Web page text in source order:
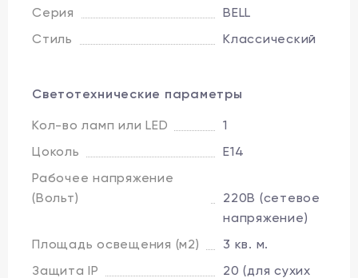
Серия
BELL
Стиль
Классический
Светотехнические параметры
Кол-во ламп или LED
1
Цоколь
E14
Рабочее напряжение
(Вольт)
220В (сетевое
напряжение)
Площадь освещения (м2)
3 кв. м.
Защита IP
20 (для сухих